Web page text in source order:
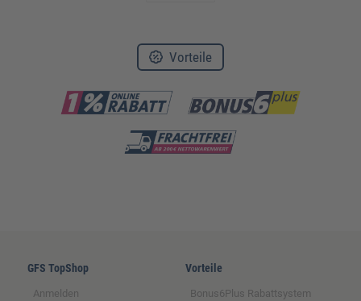
Vorteile
GFS TopShop
Anmelden
Vorteile
Bonus6Plus Rabattsystem